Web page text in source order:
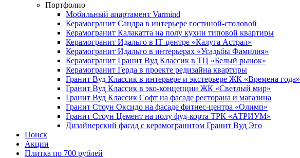
Портфолио
Мобильный апартамент Varmind
Керамогранит Сандра в интерьере гостиной-столовой
Керамогранит Калакатта на полу кухни типовой квартиры
Керамогранит Идальго в IТ-центре «Калуга Астрал»
Керамогранит Идальго в интерьерах «Усадьбы Фамилия»
Керамогранит Гранит Вуд Классик в ТЦ «Белый рынок»
Керамогранит Герда в проекте редизайна квартиры
Гранит Вуд Классик в интерьере и экстерьере ЖК «Времена года»
Гранит Вуд Классик в эко-концепции ЖК «Светлый мир»
Гранит Вуд Классик Софт на фасаде ресторана и магазина
Гранит Стоун Оксидо на фасаде фитнес-центра «Олимп»
Гранит Стоун Цемент на полу фуд-корта ТРК «АТРИУМ»
Дизайнер­ский фасад с керамогранитом Гранит Вуд Эго
Поиск
Акции
Плитка по 700 рублей